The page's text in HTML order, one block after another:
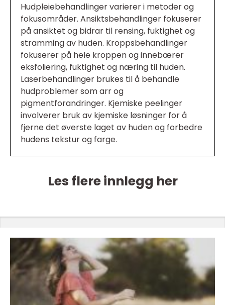
Hudpleiebehandlinger varierer i metoder og
fokusområder. Ansiktsbehandlinger fokuserer
på ansiktet og bidrar til rensing, fuktighet og
stramming av huden. Kroppsbehandlinger
fokuserer på hele kroppen og innebærer
eksfoliering, fuktighet og næring til huden.
Laserbehandlinger brukes til å behandle
hudproblemer som arr og
pigmentforandringer. Kjemiske peelinger
involverer bruk av kjemiske løsninger for å
fjerne det øverste laget av huden og forbedre
hudens tekstur og farge.
Les flere innlegg her